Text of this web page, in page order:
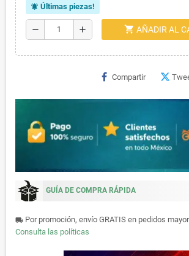
notifications_active Últimas piezas!
remove add shopping_cart AÑADIR AL
Compartir
GUÍA DE COMPRA RÁPIDA
local_shipping Por promoción, envío GRATIS en pedidos
Consulta las políticas